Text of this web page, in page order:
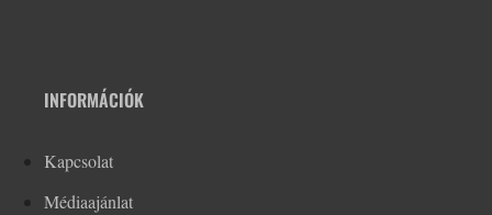
INFORMÁCIÓK
Kapcsolat
Médiaajánlat